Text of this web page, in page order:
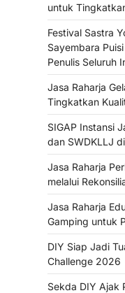
untuk
Festival Sastra
Sayembara
Penulis Seluruh
Jasa Raharja
Tingkatkan
SIGAP Instansi
dan SWDKLLJ
Jasa Raharja
melalui
Jasa Raharja
Gamping untuk
DIY Siap Jadi
Challenge 2026
Sekda DIY Ajak